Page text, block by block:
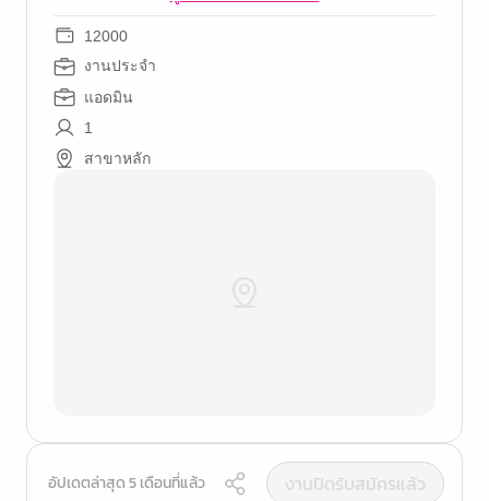
12000
งานประจำ
แอดมิน
1
สาขาหลัก
อัปเดตล่าสุด 5 เดือนที่แล้ว
งานปิดรับสมัครแล้ว